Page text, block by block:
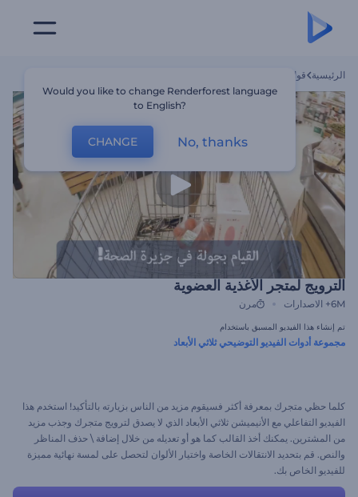
الرئيسية قوالب
الترويج لمتجر الأغذية العضوية
6M+ الاصدارات مرن
تم إنشاء هذا الفيديو المسبق باستخدام
مجموعة أدوات الفيديو التوضيحي ثلاثي الأبعاد
كلما حظي متجرك بمعرفة أكثر فسيقوم مزيد من الناس بزيارته بالتأكيد! استخدم هذا
الفيديو التفاعلي مع الأنيميشن ثلاثي الأبعاد الذي لا يصدق لترويج متجرك وجذب مزيد
من المشترين. يمكنك أخذ القالب كما هو أو تعديله من خلال إضافة \ حذف المناظر
والنص. قم بتحديد الانتقالات الخاصة واختيار الألوان لتحصل على لمسة نهائية مميزة
للفيديو الخاص بك.
Would you like to change Renderforest language
to English?
CHANGE No, thanks